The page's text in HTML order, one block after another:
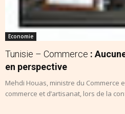
Economie
Tunisie – Commerce :
en perspective
Mehdi Houas, ministre du Commerce
commerce et d’artisanat, lors de la